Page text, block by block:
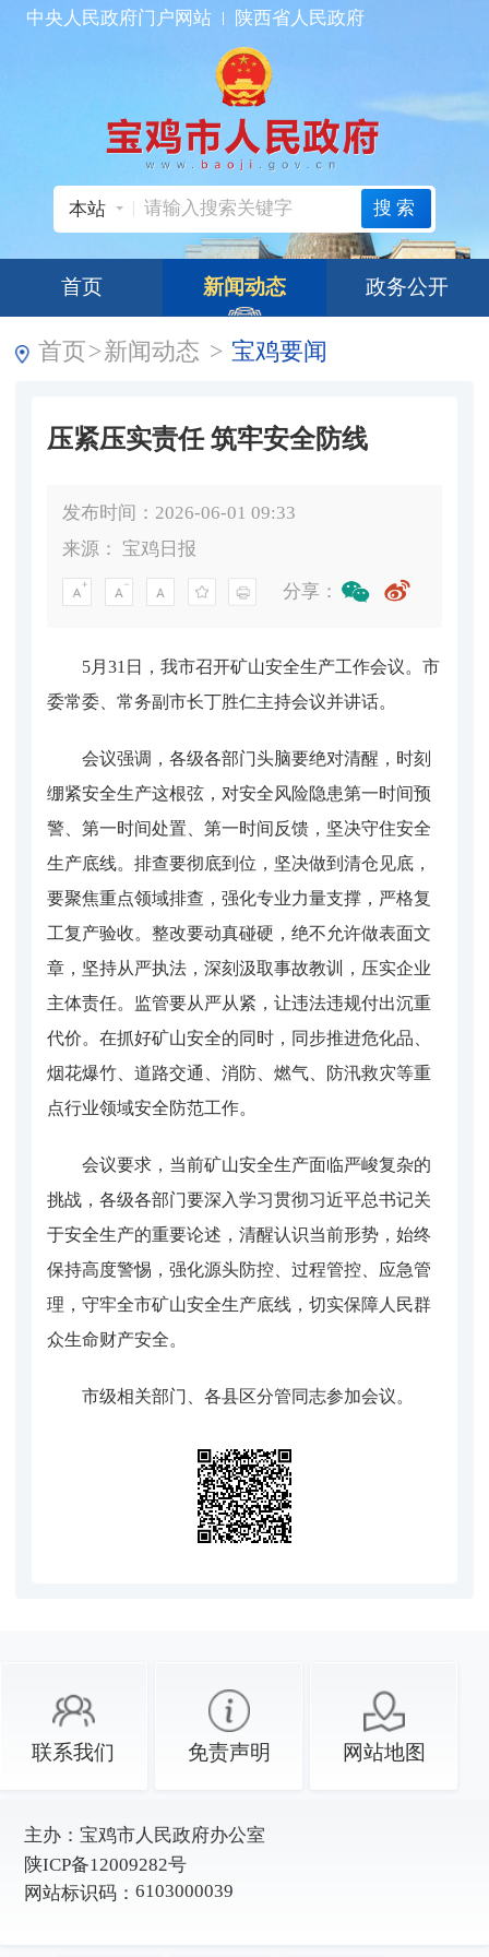
中央人民政府门户网站 陕西省人民政府
本站 搜索
首页 新闻动态 政务公开
首页>新闻动态 > 宝鸡要闻
压紧压实责任 筑牢安全防线
发布时间：2026-06-01 09:33
来源： 宝鸡日报
分享：
5月31日，我市召开矿山安全生产工作会议。市
委常委、常务副市长丁胜仁主持会议并讲话。
会议强调，各级各部门头脑要绝对清醒，时刻
绷紧安全生产这根弦，对安全风险隐患第一时间预
警、第一时间处置、第一时间反馈，坚决守住安全
生产底线。排查要彻底到位，坚决做到清仓见底，
要聚焦重点领域排查，强化专业力量支撑，严格复
工复产验收。整改要动真碰硬，绝不允许做表面文
章，坚持从严执法，深刻汲取事故教训，压实企业
主体责任。监管要从严从紧，让违法违规付出沉重
代价。在抓好矿山安全的同时，同步推进危化品、
烟花爆竹、道路交通、消防、燃气、防汛救灾等重
点行业领域安全防范工作。
会议要求，当前矿山安全生产面临严峻复杂的
挑战，各级各部门要深入学习贯彻习近平总书记关
于安全生产的重要论述，清醒认识当前形势，始终
保持高度警惕，强化源头防控、过程管控、应急管
理，守牢全市矿山安全生产底线，切实保障人民群
众生命财产安全。
市级相关部门、各县区分管同志参加会议。
联系我们 免责声明 网站地图
主办： 宝鸡市人民政府办公室
陕ICP备12009282号
网站标识码： 6103000039